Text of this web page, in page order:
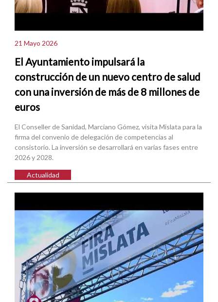
21 Mayo 2026
El Ayuntamiento impulsará la
construcción de un nuevo centro de salud
con una inversión de más de 8 millones de
euros
El Conseller de Sanidad, Marciano Gómez, visita Mislata para la
firma del convenio de delegación de competencias al
consistorio. La inversión se desarrollará en varias fases entre
2026 y 2028.
Actualidad